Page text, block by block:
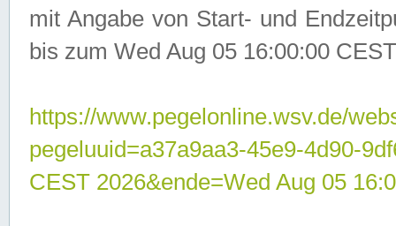
mit Angabe von Start- und
bis zum Wed Aug 05 16:00:00
https://www.pegelonline.wsv.de/
pegeluuid=a37a9aa3-45e9-
CEST 2026&ende=Wed Aug 05